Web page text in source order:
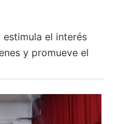
estimula el interés
y promueve el